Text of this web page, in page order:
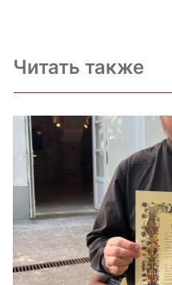
Читать также